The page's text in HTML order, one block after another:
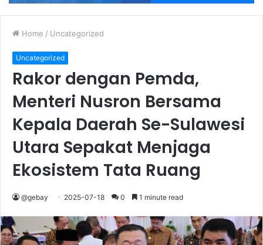
Home / Uncategorized
Uncategorized
Rakor dengan Pemda,
Menteri Nusron Bersama
Kepala Daerah Se-Sulawesi
Utara Sepakat Menjaga
Ekosistem Tata Ruang
@gebay 2025-07-18 0 1 minute read